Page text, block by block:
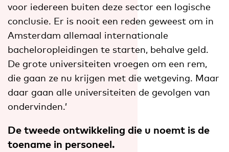
voor iedereen buiten deze sector een logische
conclusie. Er is nooit een reden geweest om in
Amsterdam allemaal internationale
bacheloropleidingen te starten, behalve geld.
De grote universiteiten vroegen om een rem,
die gaan ze nu krijgen met die wetgeving. Maar
daar gaan alle universiteiten de gevolgen van
ondervinden.’
De tweede ontwikkeling die u noemt is de
toename in personeel.